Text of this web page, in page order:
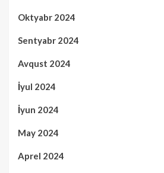
Oktyabr 2024
Sentyabr 2024
Avqust 2024
İyul 2024
İyun 2024
May 2024
Aprel 2024